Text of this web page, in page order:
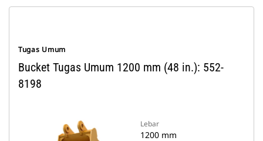
Tugas Umum
Bucket Tugas Umum 1200 mm (48 in.): 552-
8198
Lebar
1200 mm